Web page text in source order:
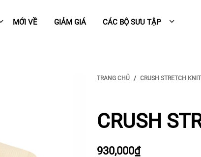
MỚI VỀ GIẢM GIÁ CÁC BỘ SƯU TẬP
TRANG CHỦ CRUSH STRETCH
CRUSH
930,000₫